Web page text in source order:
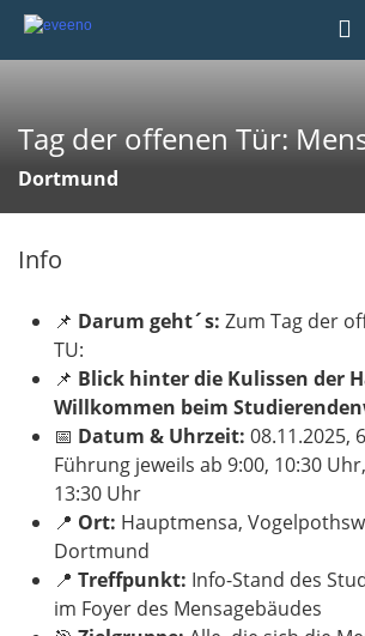
Tag der offenen Tür:
Dortmund
Info
📌 Darum geht´s: Zum Tag der
TU:
📌 Blick hinter die Kulissen der
Willkommen beim
📅 Datum & Uhrzeit: 08.11.2025,
Führung jeweils ab 9:00, 10:30
13:30 Uhr
📍 Ort: Hauptmensa,
Dortmund
📍 Treffpunkt: Info-Stand des
im Foyer des Mensagebäudes